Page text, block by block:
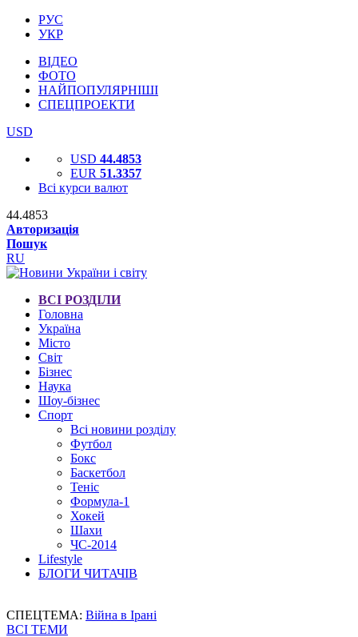
РУС
УКР
ВІДЕО
ФОТО
НАЙПОПУЛЯРНІШІ
СПЕЦПРОЕКТИ
USD
USD 44.4853
EUR 51.3357
Всі курси валют
44.4853
Авторизація
Пошук
RU
ВСІ РОЗДІЛИ
Головна
Україна
Місто
Світ
Бізнес
Наука
Шоу-бізнес
Спорт
Всі новини розділу
Футбол
Бокс
Баскетбол
Теніс
Формула-1
Хокей
Шахи
ЧС-2014
Lifestyle
БЛОГИ ЧИТАЧІВ
СПЕЦТЕМА: Війна в Ірані
ВСІ ТЕМИ